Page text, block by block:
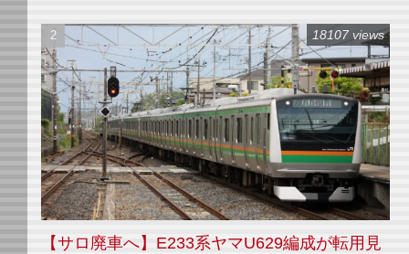
【サロ廃車へ】E233系ヤマU629編成が転用見
18107 views